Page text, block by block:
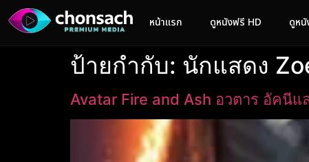
หน้าแรก ดูหนังฟรี HD ดูหนั
ป้ายกำกับ: นักแสดง
Avatar Fire and Ash อวตาร อัคนี